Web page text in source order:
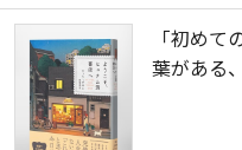
「初め
葉がある